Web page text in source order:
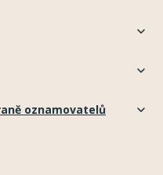
oznamovatelů